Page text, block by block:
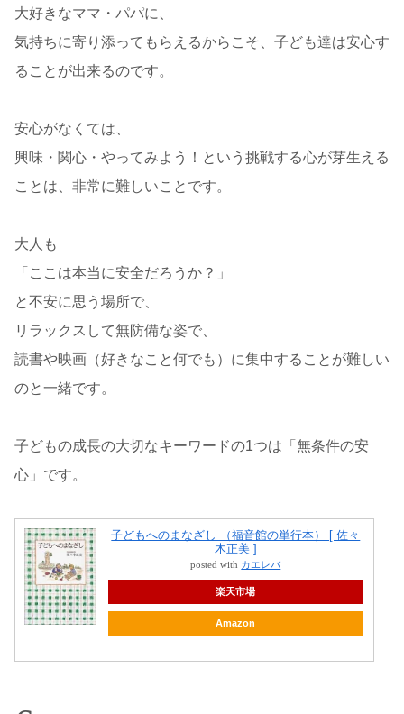
大好きなママ・パパに、
気持ちに寄り添ってもらえるからこそ、子ども達は安心す
ることが出来るのです。
安心がなくては、
興味・関心・やってみよう！という挑戦する心が芽生える
ことは、非常に難しいことです。
大人も
「ここは本当に安全だろうか？」
と不安に思う場所で、
リラックスして無防備な姿で、
読書や映画（好きなこと何でも）に集中することが難しい
のと一緒です。
子どもの成長の大切なキーワードの1つは「無条件の安
心」です。
子どもへのまなざし （福音館の単行本） [ 佐々
木正美 ]
posted with カエレバ
楽天市場
Amazon